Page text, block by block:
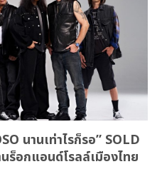
นานเท่าไรก็รอ” SOLD
ร็อกแอนด์โรลล์เมืองไทย